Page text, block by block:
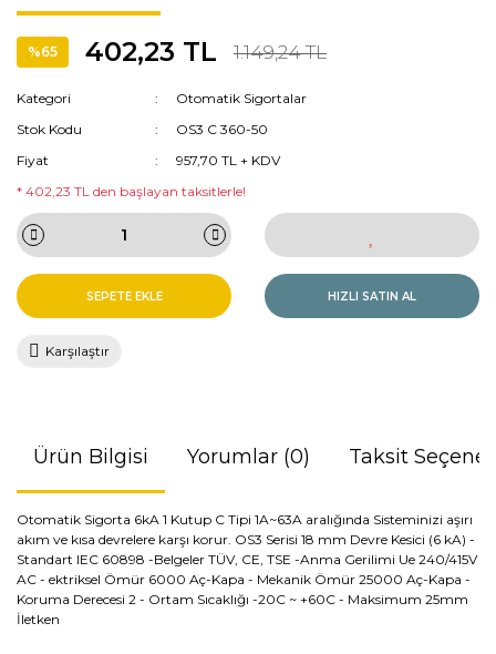
%65 402,23 TL 1.149,24 TL
Kategori
Otomatik Sigortalar
Stok Kodu
OS3 C 360-50
Fiyat
957,70 TL + KDV
* 402,23 TL den başlayan taksitlerle!
SEPETE EKLE HIZLI SATIN AL
Karşılaştır
Ürün Bilgisi Yorumlar (0) Taksit
Otomatik Sigorta 6kA 1 Kutup C Tipi 1A~63A aralığında Sisteminizi aşırı
akım ve kısa devrelere karşı korur. OS3 Serisi 18 mm Devre Kesici (6 kA) -
Standart IEC 60898 -Belgeler TÜV, CE, TSE -Anma Gerilimi Ue 240/415V
AC - ektriksel Ömür 6000 Aç-Kapa - Mekanik Ömür 25000 Aç-Kapa -
Koruma Derecesi 2 - Ortam Sıcaklığı -20C ~ +60C - Maksimum 25mm
İletken